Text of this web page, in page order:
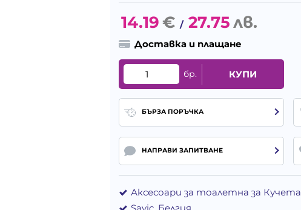
14.19€ / 27.75лв.
Доставка и плащане
бр. КУПИ
БЪРЗА ПОРЪЧКА
НАПРАВИ ЗАПИТВАНЕ
Аксесоари за тоалетна за Кучета